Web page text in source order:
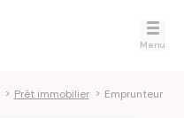
Menu
> Prêt immobilier > Emprunteur